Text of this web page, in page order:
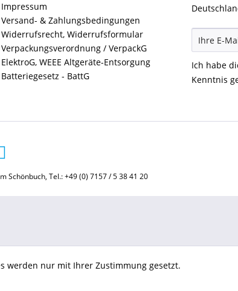
Impressum
Versand- & Zahlungsbedingungen
Widerrufsrecht, Widerrufsformular
Verpackungsverordnung / VerpackG
ElektroG, WEEE Altgeräte-Entsorgung
Batteriegesetz - BattG
Ich habe
Kenntnis
Schönbuch, Tel.: +49 (0) 7157 / 5 38 41 20
werden nur mit Ihrer Zustimmung gesetzt.